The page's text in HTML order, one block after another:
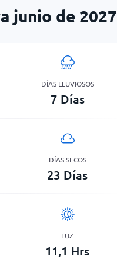
junio de 2027
DÍAS LLUVIOSOS
7 Días
DÍAS SECOS
23 Días
LUZ
11,1 Hrs